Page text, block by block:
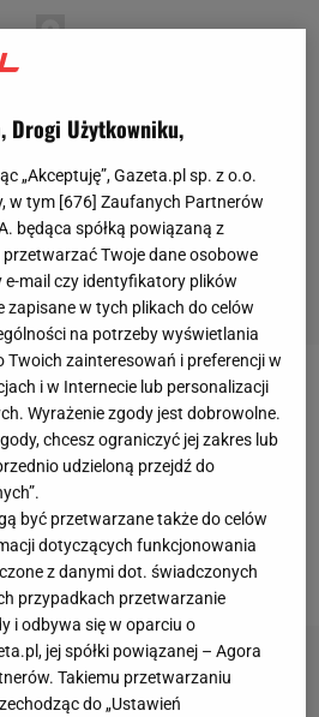
dziennikarzy
przedstawiliKubicy
która miałaby zacząć
sezonu. Z całego
dlapolskiegokierowcy,
bardzo sceptyczne opinie.
Drogi Użytkowniku,
„Akceptuję”, Gazeta.pl sp. z o.o.
w tym [676] Zaufanych Partnerów
będąca spółką powiązaną z
Twoje dane osobowe
e-mail czy identyfikatory plików
zapisane w tych plikach do celów
na potrzeby wyświetlania
Twoich zainteresowań i preferencji w
i w Internecie lub personalizacji
Wyrażenie zgody jest dobrowolne.
chcesz ograniczyć jej zakres lub
udzieloną przejdź do
być przetwarzane także do celów
dotyczących funkcjonowania
z danymi dot. świadczonych
przypadkach przetwarzanie
i odbywa się w oparciu o
jej spółki powiązanej – Agora
Takiemu przetwarzaniu
do „Ustawień